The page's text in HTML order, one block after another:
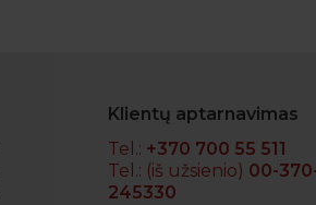
Klientų aptarnavimas
Tel.: +370 700 55 511
Tel.: (iš užsienio) 00-
245330
Operatyvumas